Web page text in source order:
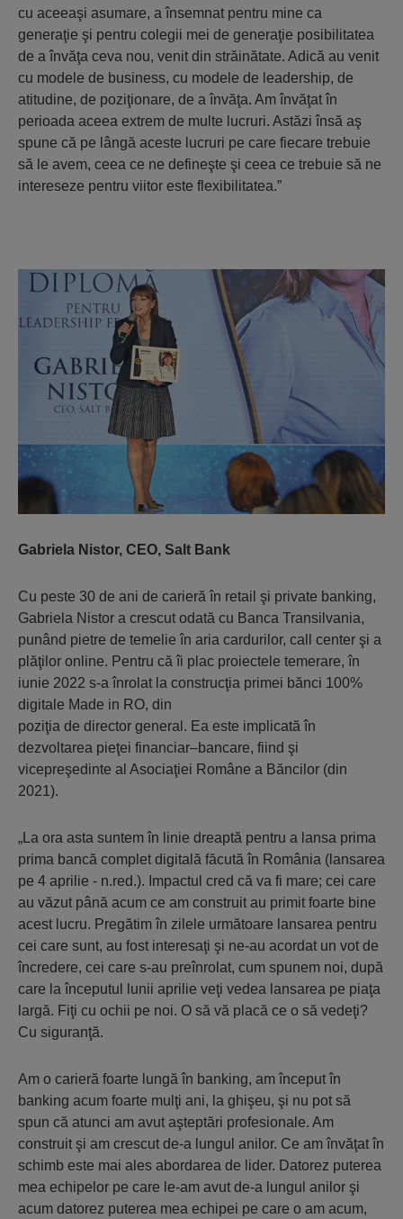
cu aceeaşi asumare, a însemnat pentru mine ca
generaţie şi pentru colegii mei de generaţie posibilitatea
de a învăţa ceva nou, venit din străinătate. Adică au venit
cu modele de business, cu modele de leadership, de
atitudine, de poziţionare, de a învăţa. Am învăţat în
perioada aceea extrem de multe lucruri. Astăzi însă aş
spune că pe lângă aceste lucruri pe care fiecare trebuie
să le avem, ceea ce ne defineşte şi ceea ce trebuie să ne
intereseze pentru viitor este flexibilitatea.”
Gabriela Nistor, CEO, Salt Bank
Cu peste 30 de ani de carieră în retail şi private banking,
Gabriela Nistor a crescut odată cu Banca Transilvania,
punând pietre de temelie în aria cardurilor, call center şi a
plăţilor online. Pentru că îi plac proiectele temerare, în
iunie 2022 s-a înrolat la construcţia primei bănci 100%
digitale Made in RO, din
poziţia de director general. Ea este implicată în
dezvoltarea pieţei financiar–bancare, fiind şi
vicepreşedinte al Asociaţiei Române a Băncilor (din
2021).
„La ora asta suntem în linie dreaptă pentru a lansa prima
prima bancă complet digitală făcută în România (lansarea
pe 4 aprilie - n.red.). Impactul cred că va fi mare; cei care
au văzut până acum ce am construit au primit foarte bine
acest lucru. Pregătim în zilele următoare lansarea pentru
cei care sunt, au fost interesaţi şi ne-au acordat un vot de
încredere, cei care s-au preînrolat, cum spunem noi, după
care la începutul lunii aprilie veţi vedea lansarea pe piaţa
largă. Fiţi cu ochii pe noi. O să vă placă ce o să vedeţi?
Cu siguranţă.
Am o carieră foarte lungă în banking, am început în
banking acum foarte mulţi ani, la ghişeu, şi nu pot să
spun că atunci am avut aşteptări profesionale. Am
construit şi am crescut de-a lungul anilor. Ce am învăţat în
schimb este mai ales abordarea de lider. Datorez puterea
mea echipelor pe care le-am avut de-a lungul anilor şi
acum datorez puterea mea echipei pe care o am acum,